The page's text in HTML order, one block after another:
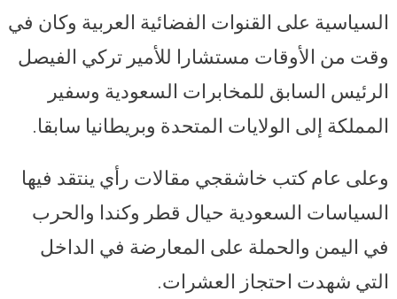
السياسية على القنوات الفضائية العربية وكان في
وقت من الأوقات مستشارا للأمير تركي الفيصل
الرئيس السابق للمخابرات السعودية وسفير
المملكة إلى الولايات المتحدة وبريطانيا سابقا.
وعلى عام كتب خاشقجي مقالات رأي ينتقد فيها
السياسات السعودية حيال قطر وكندا والحرب
في اليمن والحملة على المعارضة في الداخل
التي شهدت احتجاز العشرات.